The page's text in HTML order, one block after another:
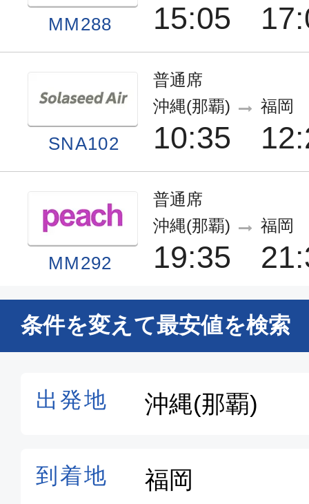
MM288 15:05
SNA102
普通席
沖縄(那覇)
10:35
福岡
MM292
普通席
沖縄(那覇)
19:35
福岡
普通席
沖縄(那覇)
14:40
条件を変えて最安値を検索